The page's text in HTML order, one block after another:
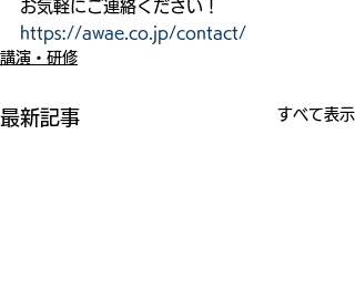
お気軽にご連絡ください！
https://awae.co.jp/contact/
講演・研修
最新記事 すべて表示